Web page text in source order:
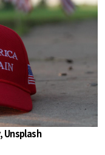
Unsplash